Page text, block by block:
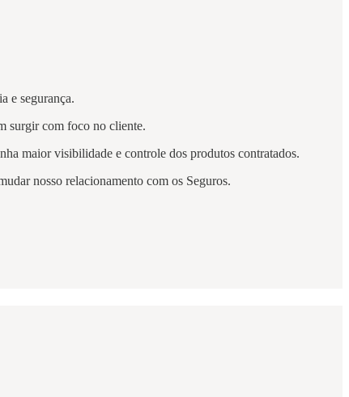
e segurança.
surgir com foco no cliente.
maior visibilidade e controle dos produtos contratados.
nosso relacionamento com os Seguros.